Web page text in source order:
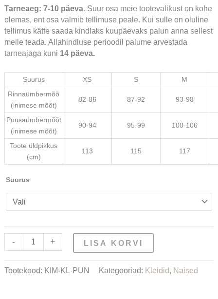
Tarneaeg: 7-10 päeva. Suur osa meie tootevalikust on kohe
olemas, ent osa valmib tellimuse peale. Kui sulle on oluline
tellimus kätte saada kindlaks kuupäevaks palun anna sellest
meile teada. Allahindluse perioodil palume arvestada
tarneajaga kuni 14 päeva.
Suurus XS S
M
Rinnaümbermõõ
(inimese mõõt)
82-86 87-92 93-98
Puusaümbermõõt
(inimese mõõt)
90-94 95-99 100-106
Toote üldpikkus
(cm)
113 115 117
Suurus
- + LISA KORVI
Tootekood: KIM-KL-PUN Kategooriad: Kleidid, Naised